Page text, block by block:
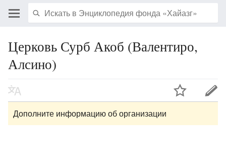
Церковь Сурб Акоб (Валентиро,
Алсино)
Дополните информацию об организации